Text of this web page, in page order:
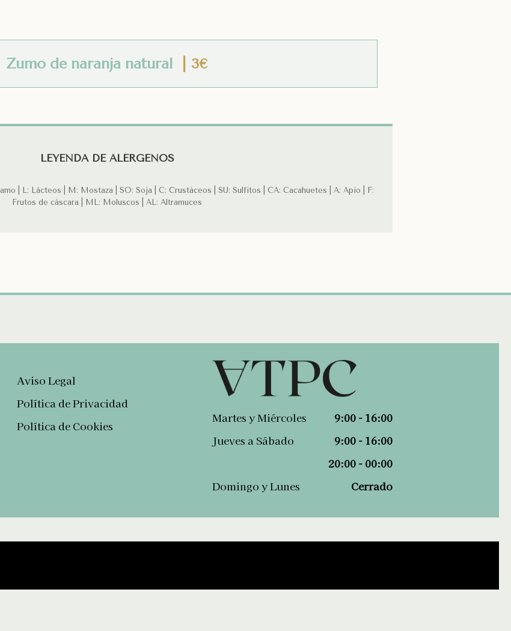
Zumo de naranja natural | 3€
LEYENDA DE ALÉRGENOS
| L: Lácteos | M: Mostaza | SO: Soja | C: Crustáceos | SU: Sulfitos | CA: Cacahuetes | A: Apio | F:
Frutos de cáscara | ML: Moluscos | AL: Altramuces
Aviso Legal
Política de Privacidad
Política de Cookies
Martes y Miércoles
9:00 - 16:00
Jueves a Sábado
9:00 - 16:00
20:00 - 00:00
Domingo y Lunes
Cerrado